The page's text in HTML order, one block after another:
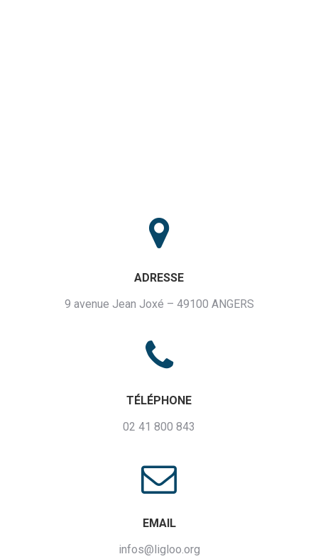
ADRESSE
9 avenue Jean Joxé – 49100 ANGERS
TÉLÉPHONE
02 41 800 843
EMAIL
infos@ligloo.org